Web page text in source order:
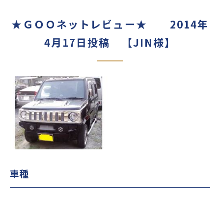
★ＧＯＯネットレビュー★ 2014年
4月17日投稿 【JIN様】
車種